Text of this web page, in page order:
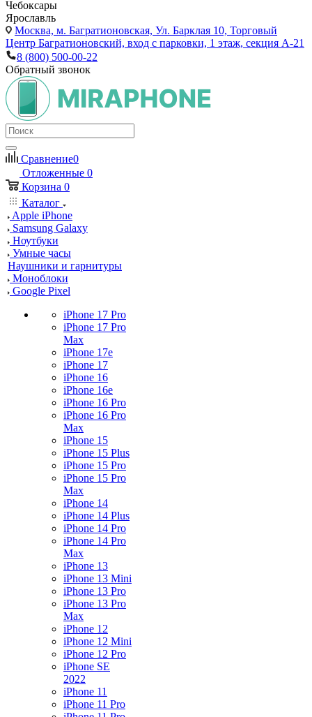
Чебоксары
Ярославль
Москва, м. Багратионовская, Ул. Барклая 10, Торговый
Центр Багратионовский, вход с парковки, 1 этаж, секция А-21
8 (800) 500-00-22
Обратный звонок
Сравнение0
Отложенные 0
Корзина 0
Каталог
Apple iPhone
Samsung Galaxy
Ноутбуки
Умные часы
Наушники и гарнитуры
Моноблоки
Google Pixel
iPhone 17 Pro
iPhone 17 Pro
Max
iPhone 17e
iPhone 17
iPhone 16
iPhone 16e
iPhone 16 Pro
iPhone 16 Pro
Max
iPhone 15
iPhone 15 Plus
iPhone 15 Pro
iPhone 15 Pro
Max
iPhone 14
iPhone 14 Plus
iPhone 14 Pro
iPhone 14 Pro
Max
iPhone 13
iPhone 13 Mini
iPhone 13 Pro
iPhone 13 Pro
Max
iPhone 12
iPhone 12 Mini
iPhone 12 Pro
iPhone SE
2022
iPhone 11
iPhone 11 Pro